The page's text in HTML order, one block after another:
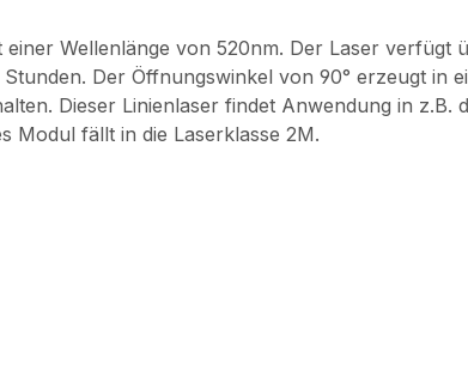
Wellenlänge von 520nm. Der Laser verfügt
Der Öffnungswinkel von 90° erzeugt in
Dieser Linienlaser findet Anwendung in z.B.
Modul fällt in die Laserklasse 2M.